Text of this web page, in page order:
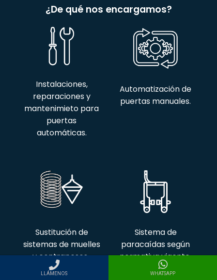
¿De qué nos encargamos?
Instalaciones,
reparaciones y
mantenimieto para
puertas
automáticas.
Automatización de
puertas manuales.
Sustitución de
sistemas de muelles
y contrapesos..
Sistema de
paracaídas según
normativa vigente.